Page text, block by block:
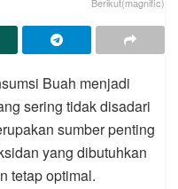
Buah menjadi
sering tidak disadari
sumber penting
yang dibutuhkan
tetap optimal.